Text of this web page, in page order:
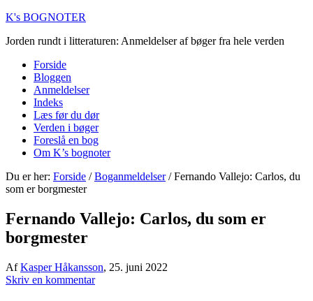
K's BOGNOTER
Jorden rundt i litteraturen: Anmeldelser af bøger fra hele verden
Forside
Bloggen
Anmeldelser
Indeks
Læs før du dør
Verden i bøger
Foreslå en bog
Om K’s bognoter
Du er her: Forside / Boganmeldelser /Fernando Vallejo: Carlos, du
som er borgmester
Fernando Vallejo: Carlos, du som er
borgmester
AfKasper Håkansson, 25. juni 2022
Skriv en kommentar